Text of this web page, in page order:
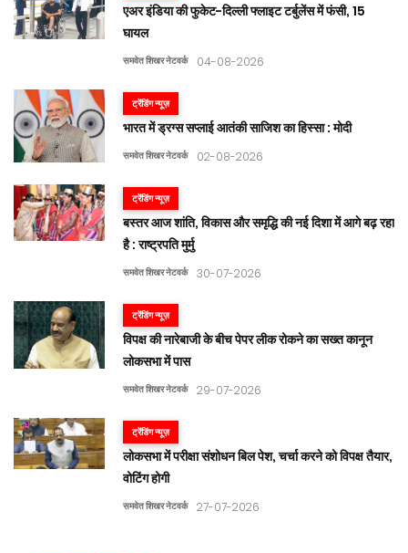
एअर इंडिया की फुकेट-दिल्ली फ्लाइट टर्बुलेंस में फंसी, 15
घायल
समवेत शिखर नेटवर्क 04-08-2026
ट्रेंडिंग न्यूज़
भारत में ड्रग्स सप्लाई आतंकी साजिश का हिस्सा : मोदी
समवेत शिखर नेटवर्क 02-08-2026
ट्रेंडिंग न्यूज़
बस्तर आज शांति, विकास और समृद्धि की नई दिशा में आगे बढ़ रहा
है : राष्ट्रपति मुर्मु
समवेत शिखर नेटवर्क 30-07-2026
ट्रेंडिंग न्यूज़
विपक्ष की नारेबाजी के बीच पेपर लीक रोकने का सख्त कानून
लोकसभा में पास
समवेत शिखर नेटवर्क 29-07-2026
ट्रेंडिंग न्यूज़
लोकसभा में परीक्षा संशोधन बिल पेश, चर्चा करने को विपक्ष तैयार,
वोटिंग होगी
समवेत शिखर नेटवर्क 27-07-2026